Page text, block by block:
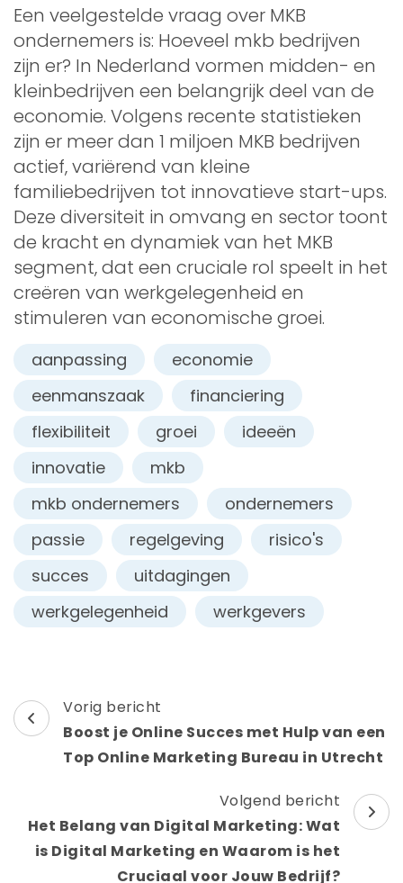
Een veelgestelde vraag over MKB
ondernemers is: Hoeveel mkb bedrijven
zijn er? In Nederland vormen midden- en
kleinbedrijven een belangrijk deel van de
economie. Volgens recente statistieken
zijn er meer dan 1 miljoen MKB bedrijven
actief, variërend van kleine
familiebedrijven tot innovatieve start-ups.
Deze diversiteit in omvang en sector toont
de kracht en dynamiek van het MKB
segment, dat een cruciale rol speelt in het
creëren van werkgelegenheid en
stimuleren van economische groei.
aanpassing
economie
eenmanszaak
financiering
flexibiliteit
groei
ideeën
innovatie
mkb
mkb ondernemers
ondernemers
passie
regelgeving
risico's
succes
uitdagingen
werkgelegenheid
werkgevers
Berichtnavigatie
Vorig bericht
Boost je Online Succes met Hulp van een
Top Online Marketing Bureau in Utrecht
Volgend bericht
Het Belang van Digital Marketing: Wat
is Digital Marketing en Waarom is het
Cruciaal voor Jouw Bedrijf?